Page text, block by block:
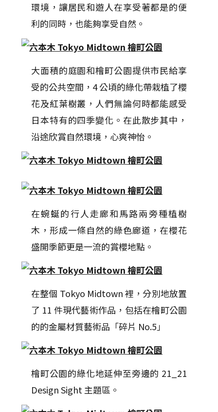
環境，讓居民和遊人在享受著都是的便
利的同時，也能夠享受自然。
大面積的庭園和檜町公園提供市民給享
受的公共空間，4 公頃的綠化帶栽植了櫻
花及紅葉樹叢，人們無論何時都能感受
日本特有的四季變化。在此散步其中，
沿途欣賞自然環境，心爽神怡。
在蜿蜒的行人走廊和馬路兩旁種植樹
木，形成一條自然的綠色廊道，在櫻花
盛開季節更是一流的賞櫻地點。
在整個 Tokyo Midtown 裡，分別地放置
了 11 件現代藝術作品，包括在檜町公園
的的金屬材質藝術品「碎片 No.5」
檜町公園的綠化地延伸至旁邊的 21_21
Design Sight 主題區。